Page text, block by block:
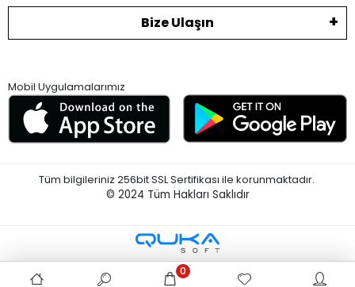
Bize Ulaşın
Mobil Uygulamalarımız
Tüm bilgileriniz 256bit SSL Sertifikası ile korunmaktadır.
© 2024 Tüm Hakları Saklıdır
0